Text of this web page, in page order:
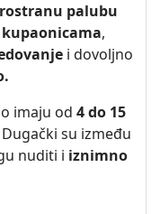
palubu
,
i dovoljno
imaju od 4 do 15
Dugački su između
nuditi i iznimno